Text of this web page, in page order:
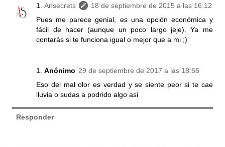
Ansecrets
18 de septiembre de 2015 a las 16:12
Pues me parece genial, es una opción económica y
fácil de hacer (aunque un poco largo jeje). Ya me
contarás si te funciona igual o mejor que a mi ;)
Anónimo 29 de septiembre de 2017 a las 18:56
Eso del mal olor es verdad y se siente peor si te cae
lluvia o sudas a podrido algo asi
Responder